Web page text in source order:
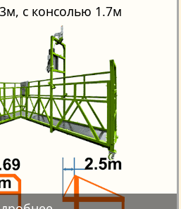
с консолью 1.7м